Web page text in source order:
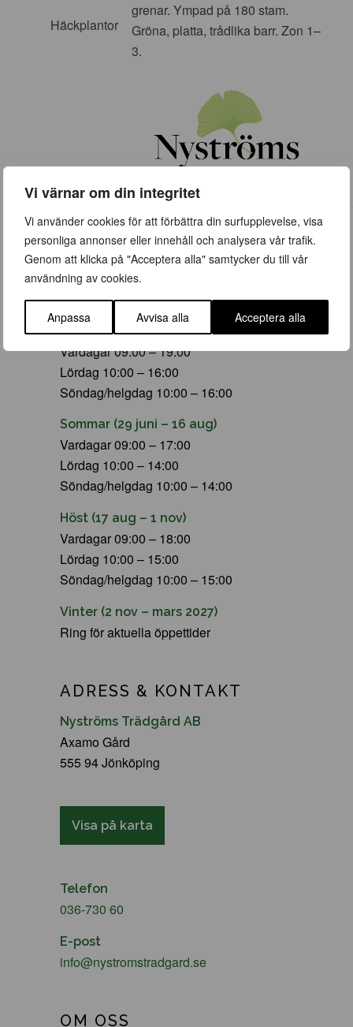
Vi värnar om din integritet
Vi använder cookies för att förbättra din surfupplevelse, visa
personliga annonser eller innehåll och analysera vår trafik.
Genom att klicka på "Acceptera alla" samtycker du till vår
användning av cookies.
Anpassa Avvisa alla Acceptera alla
Häckplantor
grenar. Ympad på 180 stam.
Gröna, platta, trådlika barr. Zon 1–
3.
ÖPPETTIDER
Vår (23 mars – 28 juni)
Vardagar 09:00 – 19:00
Lördag 10:00 – 16:00
Söndag/helgdag 10:00 – 16:00
Sommar (29 juni – 16 aug)
Vardagar 09:00 – 17:00
Lördag 10:00 – 14:00
Söndag/helgdag 10:00 – 14:00
Höst (17 aug – 1 nov)
Vardagar 09:00 – 18:00
Lördag 10:00 – 15:00
Söndag/helgdag 10:00 – 15:00
Vinter (2 nov – mars 2027)
Ring för aktuella öppettider
ADRESS & KONTAKT
Nyströms Trädgård AB
Axamo Gård
555 94 Jönköping
Visa på karta
Telefon
036-730 60
E-post
info@nystromstradgard.se
OM OSS